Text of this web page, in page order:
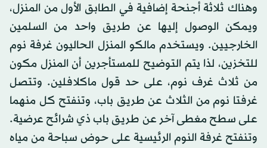
وهناك ثلاثة أجنحة إضافية في الطابق الأول من المنزل،
ويمكن الوصول إليها عن طريق واحد من السلمين
الخارجيين. ويستخدم مالكو المنزل الحاليون غرفة نوم
للتخزين، لذا يتم التوضيح للمستأجرين أن المنزل مكون
من ثلاث غرف نوم، على حد قول ماكلافلين. وتتصل
غرفتا نوم من الثلاث عن طريق باب، وتنفتح كل منهما
على سطح مغطى آخر عن طريق باب ذي شرائح عرضية.
وتنفتح غرفة النوم الرئيسية على حوض سباحة من مياه